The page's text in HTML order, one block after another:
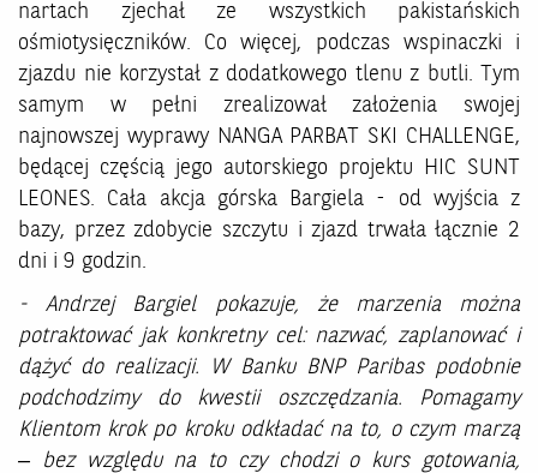
nartach zjechał ze wszystkich pakistańskich
ośmiotysięczników. Co więcej, podczas wspinaczki i
zjazdu nie korzystał z dodatkowego tlenu z butli. Tym
samym w pełni zrealizował założenia swojej
najnowszej wyprawy NANGA PARBAT SKI CHALLENGE,
będącej częścią jego autorskiego projektu HIC SUNT
LEONES. Cała akcja górska Bargiela - od wyjścia z
bazy, przez zdobycie szczytu i zjazd trwała łącznie 2
dni i 9 godzin.
- Andrzej Bargiel pokazuje, że marzenia
można
potraktować jak konkretny cel: nazwać, zaplanować i
dążyć do realizacji. W Banku BNP Paribas podobnie
podchodzimy do kwestii oszczędzania. Pomagamy
Klientom krok po kroku odkładać na to, o czym marzą
– bez względu na to czy chodzi o kurs gotowania,